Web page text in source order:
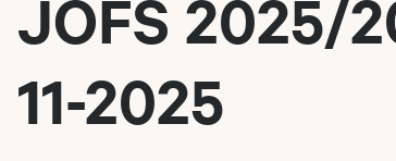
JOFS 2025/
11-2025